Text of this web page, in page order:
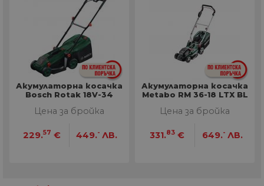
Акумулаторна косачка
Bosch Rotak 18V-34
Цена за бройка
229.57 € 449.- ЛВ.
Акумулаторна косачка
Metabo RM 36-18 LTX BL
Цена за бройка
331.83 € 649.- ЛВ.